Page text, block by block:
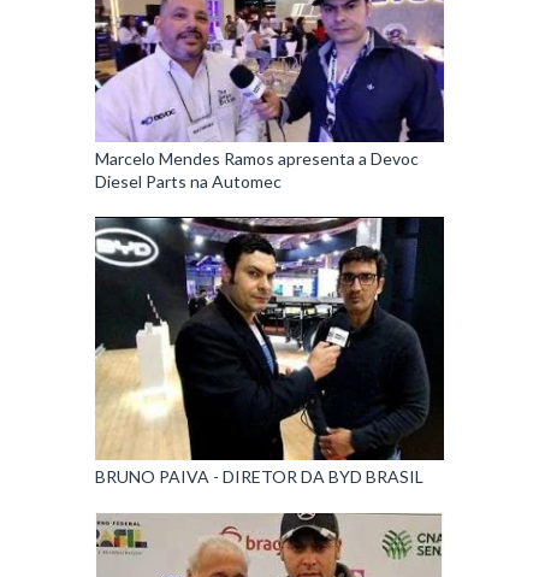
Marcelo Mendes Ramos apresenta a Devoc
Diesel Parts na Automec
BRUNO PAIVA - DIRETOR DA BYD BRASIL